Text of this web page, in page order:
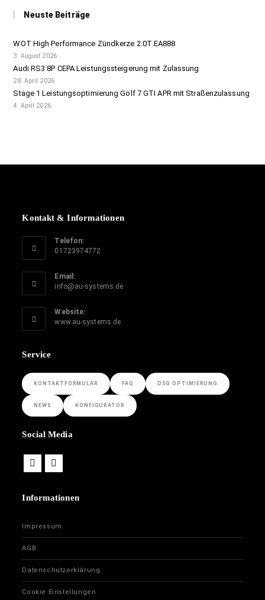
Neuste Beiträge
WOT High Performance Zündkerze 2.0T EA888
3. August 2026
Audi RS3 8P CEPA Leistungssteigerung mit Zulassung
28. April 2026
Stage 1 Leistungsoptimierung Golf 7 GTI APR mit Straßenzulassung
4. April 2026
Kontakt & Informationen
Telefon:
01723974772
Email:
info@au-systems.de
Website:
www.au-systems.de
Service
KONTAKTFORMULAR FAQ DSG OPTIMIERUNG
NEWS KONFIGURATOR
Social Media
Informationen
Impressum
AGB
Datenschutzerklärung
Cookie Einstellungen